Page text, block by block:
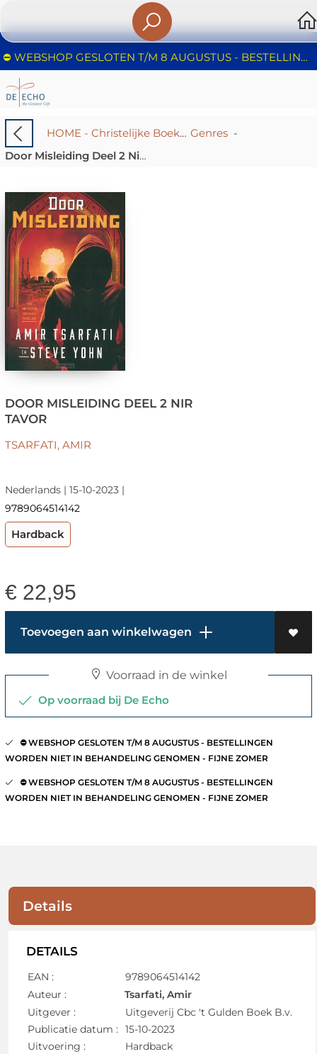
⛔️ WEBSHOP GESLOTEN T/M 8 AUGUSTUS - BESTELLINGEN WORDEN NIET IN BEHANDELING GENOMEN - FIJNE ZOMER!
HOME - Christelijke Boekhandel De Echo – Huizen | Boeken & Cadeaus Genres-
Door Misleiding Deel 2 Nir Tavor
DOOR MISLEIDING DEEL 2 NIR
TAVOR
TSARFATI, AMIR
Nederlands | 15-10-2023 |
9789064514142
Hardback
€ 22,95
Toevoegen aan winkelwagen
Voorraad in de winkel
Op voorraad bij De Echo
⛔️ WEBSHOP GESLOTEN T/M 8 AUGUSTUS - BESTELLINGEN
WORDEN NIET IN BEHANDELING GENOMEN - FIJNE ZOMER
⛔️ WEBSHOP GESLOTEN T/M 8 AUGUSTUS - BESTELLINGEN
WORDEN NIET IN BEHANDELING GENOMEN - FIJNE ZOMER
Details
DETAILS
EAN :
9789064514142
Auteur :
Tsarfati, Amir
Uitgever :
Uitgeverij Cbc 't Gulden Boek B.v.
Publicatie datum :
15-10-2023
Uitvoering :
Hardback